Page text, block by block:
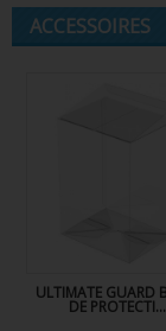
ACCESSOIRES
ULTIMATE GUARD
DE PROTECTI...